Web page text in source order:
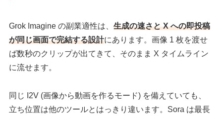
Grok Imagine の副業適性は、生成の速さと X への即投稿
が同じ画面で完結する設計にあります。画像 1 枚を渡せ
ば数秒のクリップが出てきて、そのまま X タイムライン
に流せます。
同じ I2V (画像から動画を作るモード) を備えていても、
立ち位置は他のツールとはっきり違います。Sora は最長